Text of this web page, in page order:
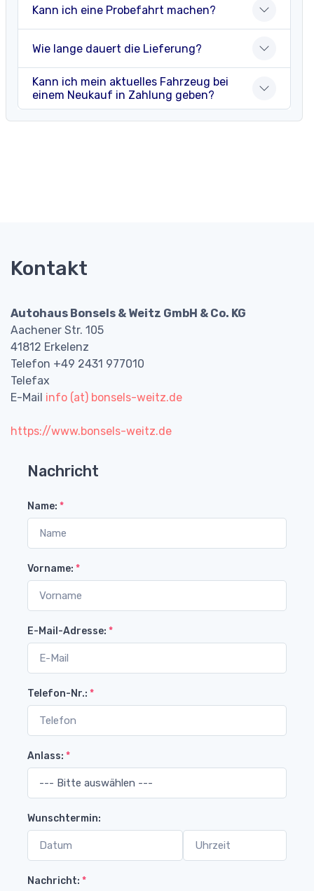
Kann ich eine Probefahrt machen?
Wie lange dauert die Lieferung?
Kann ich mein aktuelles Fahrzeug bei
einem Neukauf in Zahlung geben?
Kontakt
Autohaus Bonsels & Weitz GmbH & Co. KG
Aachener Str. 105
41812 Erkelenz
Telefon +49 2431 977010
Telefax
E-Mail info (at) bonsels-weitz.de
https://www.bonsels-weitz.de
Nachricht
Name: *
Vorname: *
E-Mail-Adresse: *
Telefon-Nr.: *
Anlass: *
Wunschtermin:
Nachricht: *